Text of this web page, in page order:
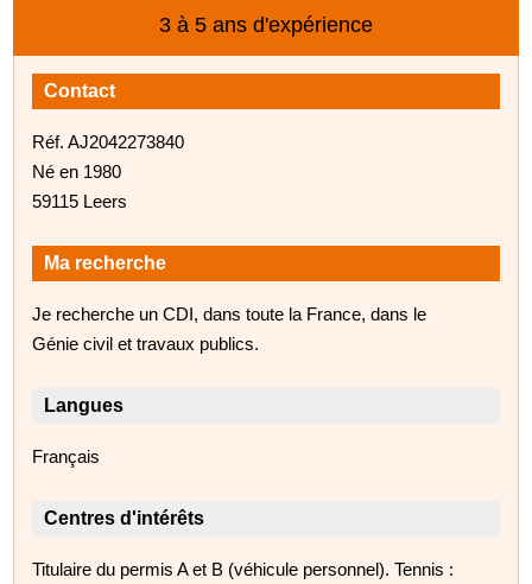
3 à 5 ans d'expérience
Contact
Réf. AJ2042273840
Né en 1980
59115 Leers
Ma recherche
Je recherche un CDI, dans toute la France, dans le
Génie civil et travaux publics.
Langues
Français
Centres d'intérêts
Titulaire du permis A et B (véhicule personnel). Tennis :